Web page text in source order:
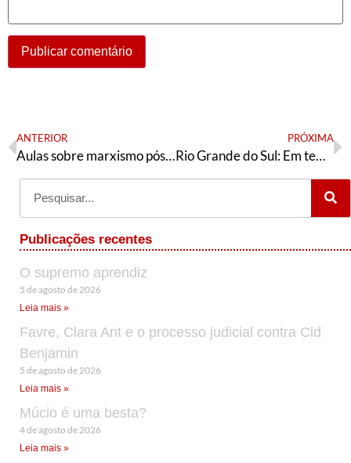
ANTERIOR
Aulas sobre marxismo pós-Segunda Guerra Mundial e o Equador
PRÓXIMA
Rio Grande do Sul: Em tempos de guerra, a esperança é vermelha!
Publicações recentes
O supremo aprendiz
5 de agosto de 2026
Leia mais »
Favre, Clara Ant e o processo judicial contra Cid
Benjamin
5 de agosto de 2026
Leia mais »
Múcio é uma besta?
4 de agosto de 2026
Leia mais »